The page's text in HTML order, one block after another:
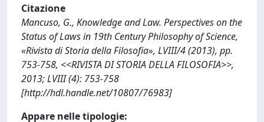
Citazione
Mancuso, G., Knowledge and Law. Perspectives on the
Status of Laws in 19th Century Philosophy of Science,
«Rivista di Storia della Filosofia», LVIII/4 (2013), pp.
753-758, <<RIVISTA DI STORIA DELLA FILOSOFIA>>,
2013; LVIII (4): 753-758
[http://hdl.handle.net/10807/76983]
Appare nelle tipologie: